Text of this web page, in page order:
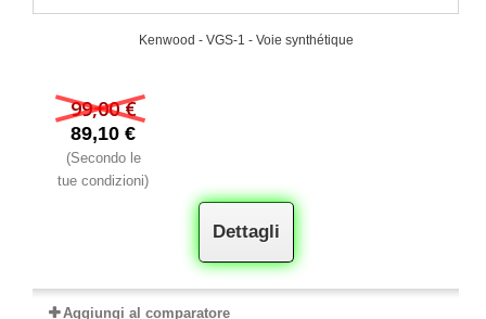
Kenwood - VGS-1 - Voie synthétique
99,00 €
89,10 €
(Secondo le
tue condizioni)
Dettagli
Aggiungi al comparatore